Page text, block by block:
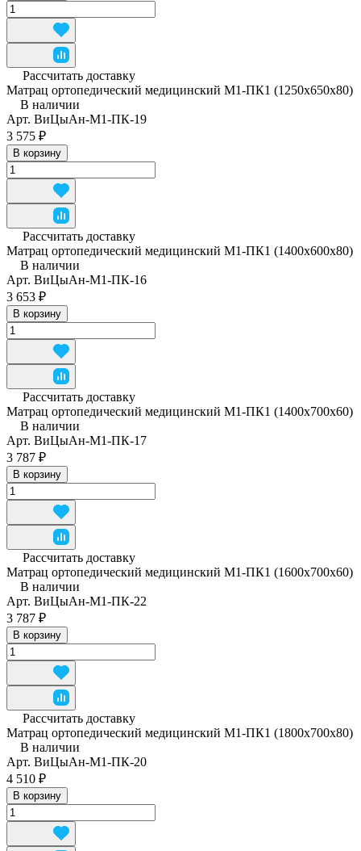
Рассчитать доставку
Матрац ортопедический медицинский М1-ПК1 (1250x650x80)
В наличии
Арт. ВиЦыАн-М1-ПК-19
3 575 ₽
В корзину
Рассчитать доставку
Матрац ортопедический медицинский М1-ПК1 (1400x600x80)
В наличии
Арт. ВиЦыАн-М1-ПК-16
3 653 ₽
В корзину
Рассчитать доставку
Матрац ортопедический медицинский М1-ПК1 (1400x700x60)
В наличии
Арт. ВиЦыАн-М1-ПК-17
3 787 ₽
В корзину
Рассчитать доставку
Матрац ортопедический медицинский М1-ПК1 (1600x700x60)
В наличии
Арт. ВиЦыАн-М1-ПК-22
3 787 ₽
В корзину
Рассчитать доставку
Матрац ортопедический медицинский М1-ПК1 (1800x700x80)
В наличии
Арт. ВиЦыАн-М1-ПК-20
4 510 ₽
В корзину